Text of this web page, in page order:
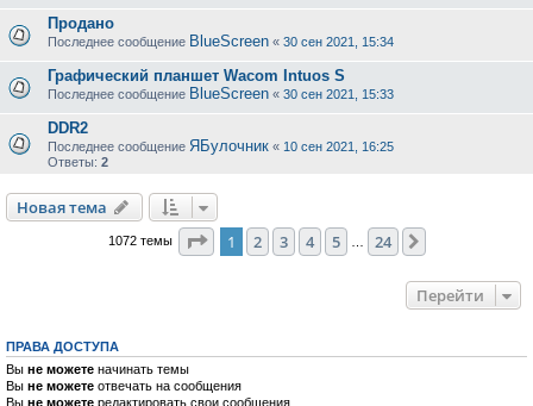
Продано
Последнее сообщение BlueScreen « 30 сен 2021, 15:34
Графический планшет Wacom Intuos S
Последнее сообщение BlueScreen « 30 сен 2021, 15:33
DDR2
Последнее сообщение ЯБулочник « 10 сен 2021, 16:25
Ответы: 2
Новая тема
1072 темы Страница из 24
1 2 3 4 5 24
Перейти
ПРАВА ДОСТУПА
Вы не можете начинать темы
Вы не можете отвечать на сообщения
Вы не можете редактировать свои сообщения